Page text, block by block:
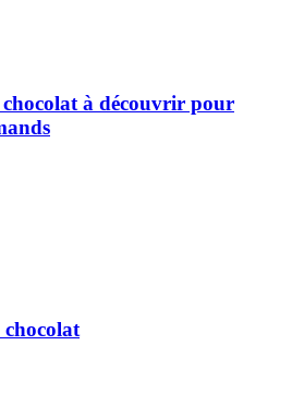
chocolat à découvrir pour